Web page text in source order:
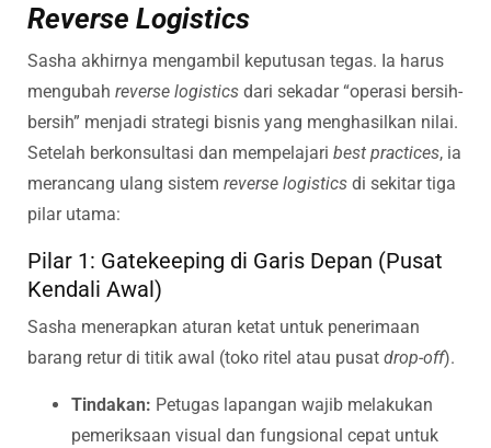
Reverse Logistics
Sasha akhirnya mengambil keputusan tegas. Ia harus
mengubah reverse logistics dari sekadar “operasi bersih-
bersih” menjadi strategi bisnis yang menghasilkan nilai.
Setelah berkonsultasi dan mempelajari best practices, ia
merancang ulang sistem reverse logistics di sekitar tiga
pilar utama:
Pilar 1: Gatekeeping di Garis Depan (Pusat
Kendali Awal)
Sasha menerapkan aturan ketat untuk penerimaan
barang retur di titik awal (toko ritel atau pusat drop-off).
Tindakan: Petugas lapangan wajib melakukan
pemeriksaan visual dan fungsional cepat untuk